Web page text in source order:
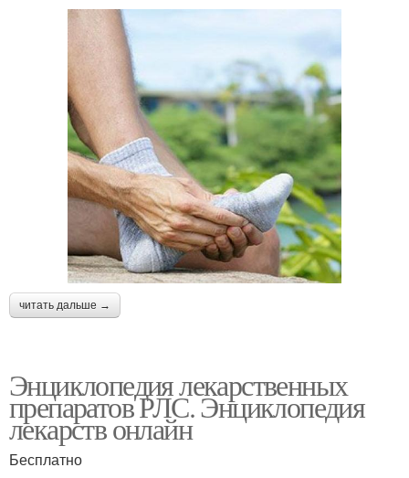
читать дальше →
Энциклопедия лекарственных
препаратов РЛС. Энциклопедия
лекарств онлайн
Бесплатно